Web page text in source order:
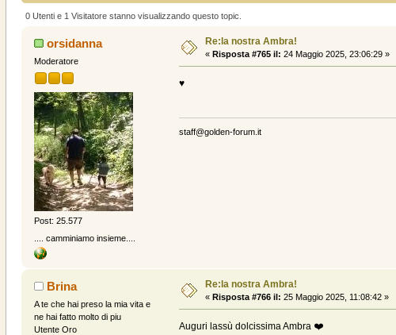
0 Utenti e 1 Visitatore stanno visualizzando questo topic.
orsidanna
Moderatore
Post: 25.577
.... camminiamo insieme....
Re:la nostra Ambra!
« Risposta #765 il: 24 Maggio 2025, 23:06:29 »
♥️
staff@golden-forum.it
Brina
A te che hai preso la mia vita e
ne hai fatto molto di piu
Utente Oro
Re:la nostra Ambra!
« Risposta #766 il: 25 Maggio 2025, 11:08:42 »
Auguri lassù dolcissima Ambra ❤️